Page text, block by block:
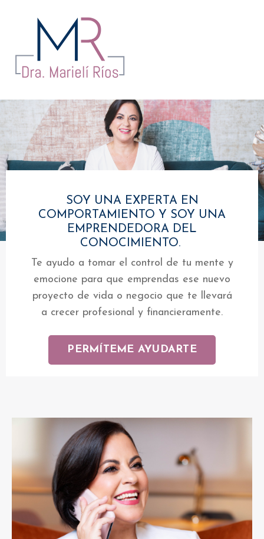
SOY UNA EXPERTA EN
COMPORTAMIENTO Y SOY UNA
EMPRENDEDORA DEL
CONOCIMIENTO.
Te ayudo a tomar el control de tu mente y
emocione para que emprendas ese nuevo
proyecto de vida o negocio que te llevará
a crecer profesional y financieramente.
PERMÍTEME AYUDARTE